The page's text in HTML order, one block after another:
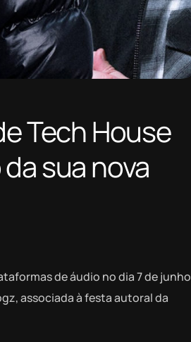
Tech House
sua nova
de áudio no dia 7 de junho
associada à festa autoral da